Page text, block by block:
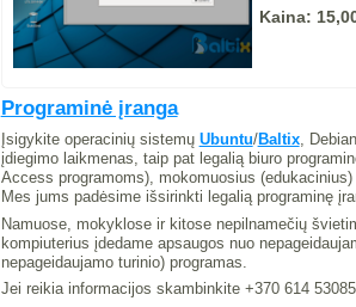
Kaina:
Programinė įranga
Įsigykite operacinių sistemų Ubuntu/Baltix,
įdiegimo laikmenas, taip pat legalią biuro
Access programoms), mokomuosius
Mes jums padėsime išsirinkti legalią programinę
Namuose, mokyklose ir kitose nepilnamečių
kompiuterius įdedame apsaugos nuo
nepageidaujamo turinio) programas.
Jei reikia informacijos skambinkite +370 614